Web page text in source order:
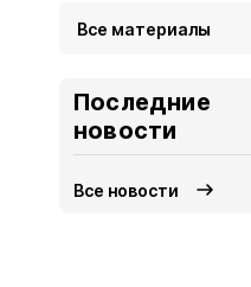
Все материалы
Последние
новости
Все новости